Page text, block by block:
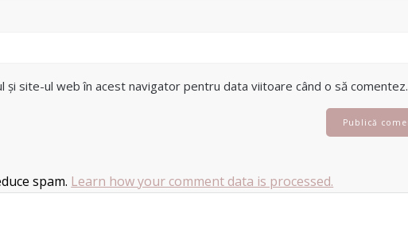
și site-ul web în acest navigator pentru data viitoare când o să comentez.
spam. Learn how your comment data is processed.